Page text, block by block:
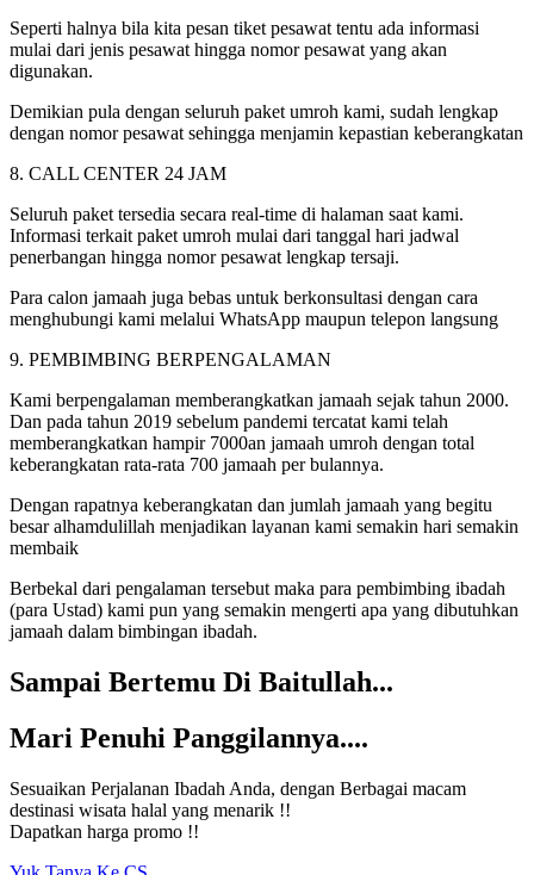
Seperti halnya bila kita pesan tiket pesawat tentu ada informasi
mulai dari jenis pesawat hingga nomor pesawat yang akan
digunakan.
Demikian pula dengan seluruh paket umroh kami, sudah lengkap
dengan nomor pesawat sehingga menjamin kepastian keberangkatan
8. CALL CENTER 24 JAM
Seluruh paket tersedia secara real-time di halaman saat kami.
Informasi terkait paket umroh mulai dari tanggal hari jadwal
penerbangan hingga nomor pesawat lengkap tersaji.
Para calon jamaah juga bebas untuk berkonsultasi dengan cara
menghubungi kami melalui WhatsApp maupun telepon langsung
9. PEMBIMBING BERPENGALAMAN
Kami berpengalaman memberangkatkan jamaah sejak tahun 2000.
Dan pada tahun 2019 sebelum pandemi tercatat kami telah
memberangkatkan hampir 7000an jamaah umroh dengan total
keberangkatan rata-rata 700 jamaah per bulannya.
Dengan rapatnya keberangkatan dan jumlah jamaah yang begitu
besar alhamdulillah menjadikan layanan kami semakin hari semakin
membaik
Berbekal dari pengalaman tersebut maka para pembimbing ibadah
(para Ustad) kami pun yang semakin mengerti apa yang dibutuhkan
jamaah dalam bimbingan ibadah.
Sampai Bertemu Di Baitullah...
Mari Penuhi Panggilannya....
Sesuaikan Perjalanan Ibadah Anda, dengan Berbagai macam
destinasi wisata halal yang menarik !!
Dapatkan harga promo !!